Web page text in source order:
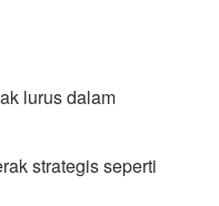
lurus dalam
strategis seperti